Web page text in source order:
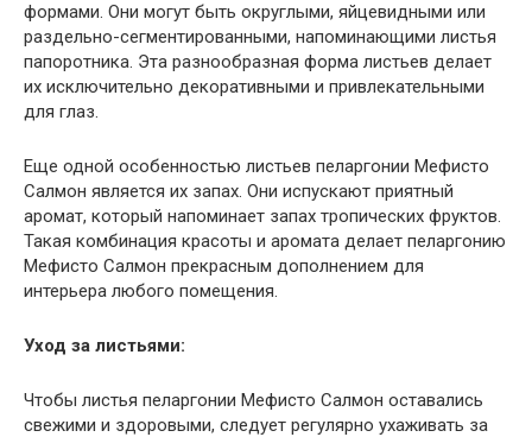
формами. Они могут быть округлыми, яйцевидными или
раздельно-сегментированными, напоминающими листья
папоротника. Эта разнообразная форма листьев делает
их исключительно декоративными и привлекательными
для глаз.
Еще одной особенностью листьев пеларгонии Мефисто
Салмон является их запах. Они испускают приятный
аромат, который напоминает запах тропических фруктов.
Такая комбинация красоты и аромата делает пеларгонию
Мефисто Салмон прекрасным дополнением для
интерьера любого помещения.
Уход за листьями:
Чтобы листья пеларгонии Мефисто Салмон оставались
свежими и здоровыми, следует регулярно ухаживать за